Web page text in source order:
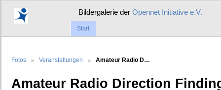
Bildergalerie derOpennet Initiative e.V.
Start
Fotos Veranstaltungen Amateur Radio D…
Amateur Radio Direction